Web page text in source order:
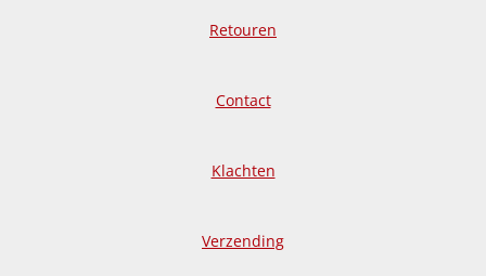
Retouren
Contact
Klachten
Verzending